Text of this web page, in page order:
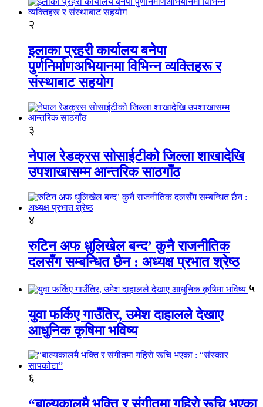
२
इलाका प्रहरी कार्यालय बनेपा
पुर्णनिर्माणअभियानमा विभिन्न व्यक्तिहरू र
संस्थाबाट सहयोग
३
नेपाल रेडक्रस सोसाईटीको जिल्ला शाखादेखि
उपशाखासम्म आन्तरिक साठगाँठ
४
रुटिन अफ धुलिखेल बन्द’ कुनै राजनीतिक
दलसँग सम्बन्धित छैन : अध्यक्ष प्रभात श्रेष्ठ
५
युवा फर्किए गाउँतिर, उमेश दाहालले देखाए
आधुनिक कृषिमा भविष्य
६